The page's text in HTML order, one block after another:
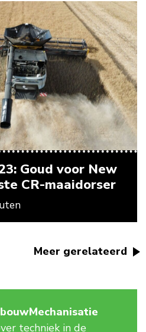
Goud voor New
CR-maaidorser
Meer gerelateerd
techniek in de